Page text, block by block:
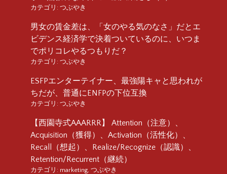
カテゴリ: つぶやき
男女の賃金差は、「女のやる気のなさ」だとエ
ビデンス経済学で決着ついているのに、いつま
でポリコレやるつもりだ？
カテゴリ: つぶやき
ESFPエンターテイナー、最強陽キャと思われが
ちだが、普通にENFPの下位互換
カテゴリ: つぶやき
【西園寺式AAARRR】 Attention（注意）、
Acquisition（獲得）、Activation（活性化）、
Recall（想起）、Realize/Recognize（認識）、
Retention/Recurrent（継続）
カテゴリ: marketing, つぶやき